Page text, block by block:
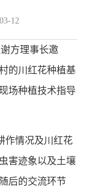
12
方理事长邀
的川红花种植基
场种植技术指导
作情况及川红花
害迹象以及土壤
后的交流环节